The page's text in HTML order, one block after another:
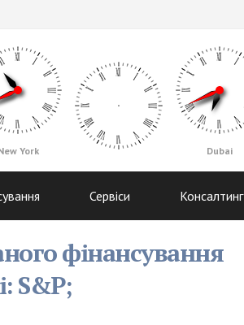
York Dubai
Сервіси Консалтинг
фінансування
S&P;